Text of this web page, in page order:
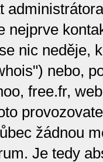
nejprve
nic neděje,
nebo,
free.fr,
žádnou
Je tedy